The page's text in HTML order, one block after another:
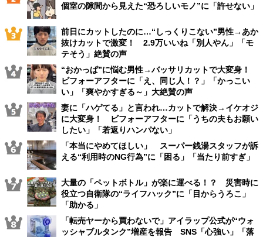
個室の隙間から見えた“恐ろしいモノ”に「許せない」
前日にカットしたのに…“しっくりこない”男性→あか
抜けカットで激変！ 2.9万いいね「別人やん」「モ
テそう」絶賛の声
“おかっぱ”に悩む男性→バッサリカットで大変身！
ビフォーアフターに「え、同じ人！？」「かっこい
い」「爽やかすぎる～」大絶賛の声
妻に「ハゲてる」と言われ…カットで解決→イケオジ
に大変身！ ビフォーアフターに「うちの夫もお願い
したい」「若返りハンパない」
「本当にやめてほしい」 スーパー銭湯スタッフが訴
える“利用時のNG行為”に「困る」「当たり前すぎ」
大量の「ペットボトル」が楽に運べる！？ 災害時に
役立つ自衛隊の“ライフハック”に「目からうろこ」
「助かる」
「転売ヤーから買わないで」アイラップ公式が“ウォ
ッシャブルタンク”増産を報告 SNS「心強い」「落